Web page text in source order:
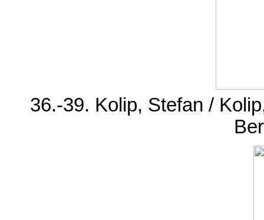
36.-39. Kolip, Stefan /